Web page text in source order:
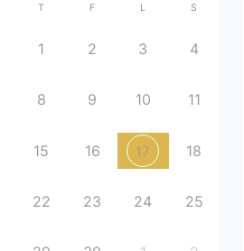
T F L S
1 2 3 4
8 9 10 11
15 16 17 18
22 23 24 25